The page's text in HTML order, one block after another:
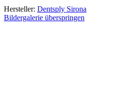
Hersteller: Dentsply Sirona
Bildergalerie überspringen